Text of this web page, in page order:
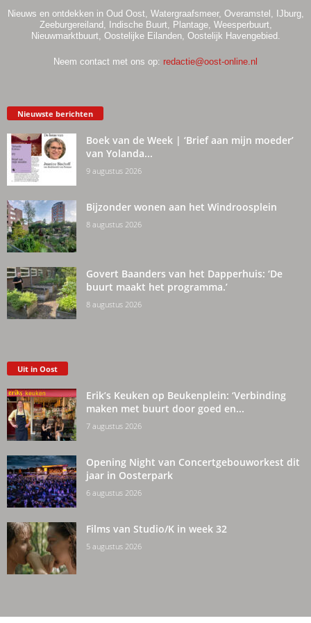
Nieuws en ontdekken in Oud Oost, Watergraafsmeer, Overamstel, IJburg,
Zeeburgereiland, Indische Buurt, Plantage, Weesperbuurt,
Nieuwmarktbuurt, Oostelijke Eilanden, Oostelijk Havengebied.
Neem contact met ons op: redactie@oost-online.nl
Nieuwste berichten
Boek van de Week | ‘Brief aan mijn moeder’
van Yolanda...
9 augustus 2026
Bijzonder wonen aan het Windroosplein
8 augustus 2026
Govert Baanders van het Dapperhuis: ‘De
buurt maakt het programma.’
8 augustus 2026
Uit in Oost
Erik’s Keuken op Beukenplein: ‘Verbinding
maken met buurt door goed en...
7 augustus 2026
Opening Night van Concertgebouworkest dit
jaar in Oosterpark
6 augustus 2026
Films van Studio/K in week 32
5 augustus 2026